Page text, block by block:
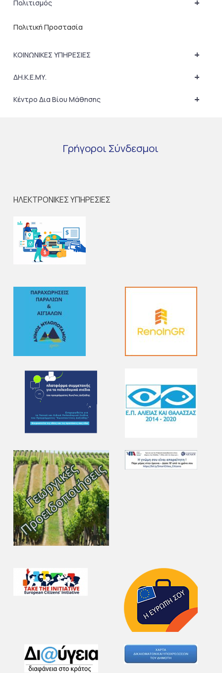
+
Πολιτισμός
Πολιτική Προστασία
+
ΚΟΙΝΩΝΙΚΕΣ ΥΠΗΡΕΣΙΕΣ
+
ΔΗ.Κ.Ε.ΜΥ.
+
Κέντρο Δια Βίου Μάθησης
Γρήγοροι Σύνδεσμοι
ΗΛΕΚΤΡΟΝΙΚΕΣ ΥΠΗΡΕΣΙΕΣ